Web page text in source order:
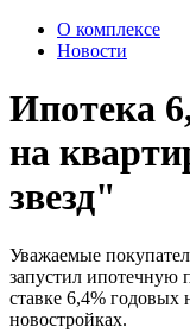
О комплексе
Новости
Ипотека
на
звезд"
Уважаемые
запустил ипотечную
ставке 6,4% годовых
новостройках.